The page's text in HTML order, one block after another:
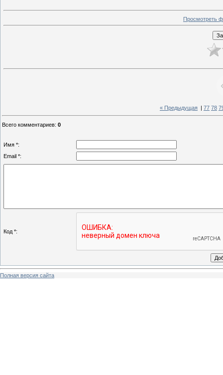
Просмотреть
« Предыдущая 77 78
Всего комментариев: 0
Имя *:
Email *:
Код *:
Полная версия сайта